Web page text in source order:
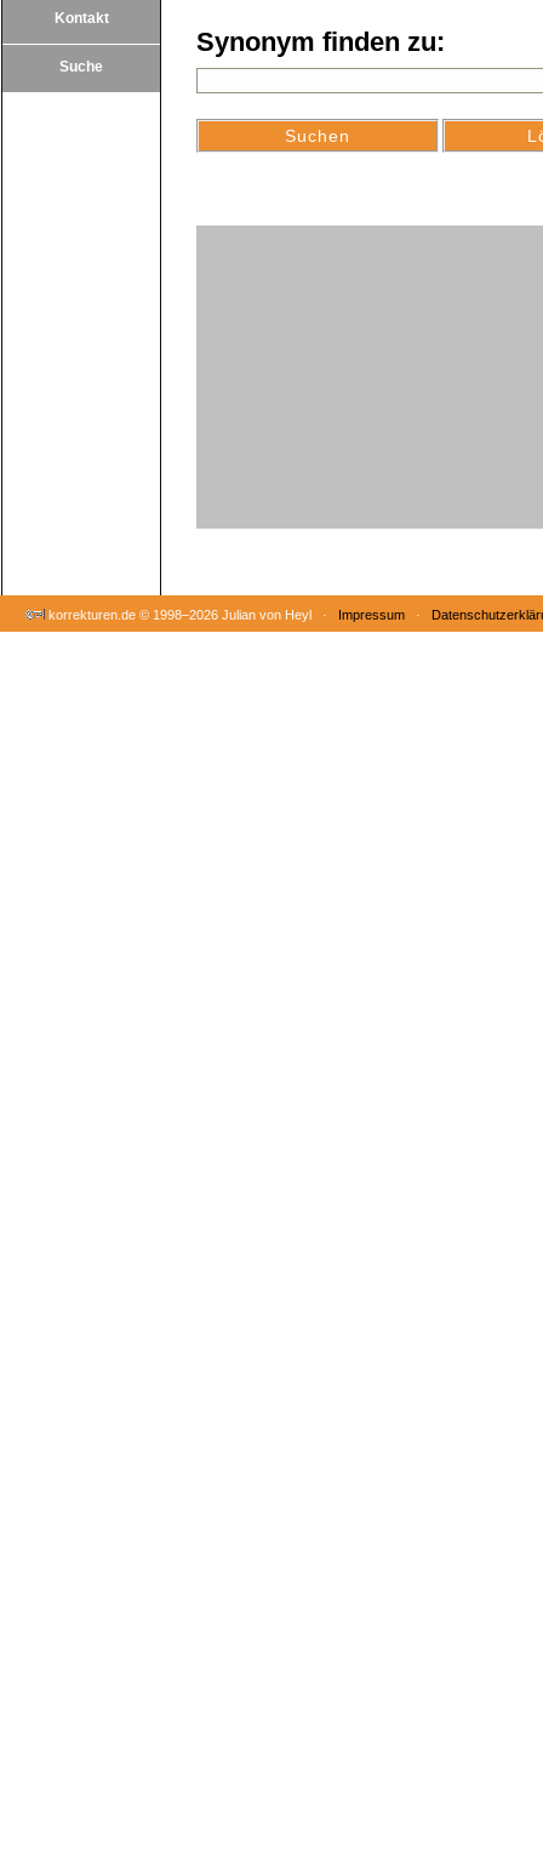
Kontakt
Suche
Synonym finden zu:
korrekturen.de © 1998–2026 Julian von Heyl · Impressum ·